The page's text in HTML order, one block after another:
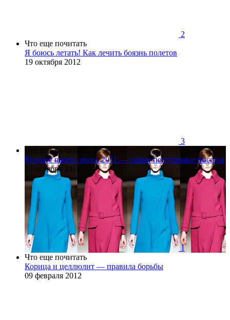
2
Что еще почитать
Я боюсь летать! Как лечить боязнь полетов
19 октября 2012
3
Что еще почитать
Модное пальто осень 2011 — самые популярные фасоны
25 октября 2011
1
Что еще почитать
Корица и целлюлит — правила борьбы
09 февраля 2012